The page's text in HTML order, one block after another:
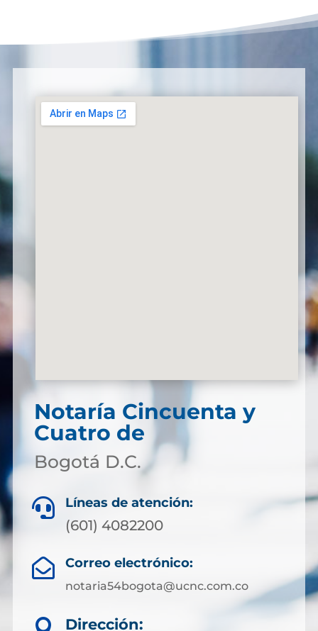
Notaría Cincuenta y
Cuatro de
Bogotá D.C.
 Líneas de atención:
(601) 4082200
 Correo electrónico:
notaria54bogota@ucnc.com.co
Dirección: